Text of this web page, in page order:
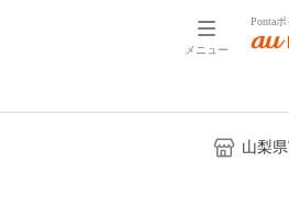
メニュー
Ponta
山梨